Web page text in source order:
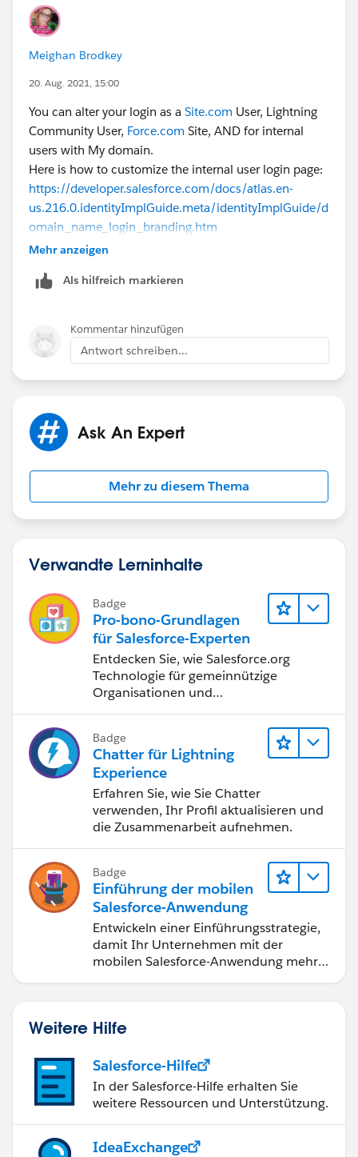
Thanks
Paarth
Meighan Brodkey
20. Aug. 2021, 15:00
You can alter your login as a Site.com User, Lightning
Community User, Force.com Site, AND for internal
users with My domain.
Here is how to customize the internal user login page:
https://developer.salesforce.com/docs/atlas.en-
us.216.0.identityImplGuide.meta/identityImplGuide/d
omain_name_login_branding.htm
Mehr anzeigen
Als hilfreich markieren
Kommentar hinzufügen
Antwort schreiben...
Ask An Expert
Mehr zu diesem Thema
Verwandte Lerninhalte
Badge
Pro-bono-Grundlagen
für Salesforce-Experten
Entdecken Sie, wie Salesforce.org
Technologie für gemeinnützige
Organisationen und
Badge
Chatter für Lightning
Experience
Erfahren Sie, wie Sie Chatter
verwenden, Ihr Profil aktualisieren und
die Zusammenarbeit aufnehmen.
Badge
Einführung der mobilen
Salesforce-Anwendung
Entwickeln einer Einführungsstrategie,
damit Ihr Unternehmen mit der
mobilen Salesforce-Anwendung mehr
Weitere Hilfe
Salesforce-Hilfe
In der Salesforce-Hilfe erhalten Sie
weitere Ressourcen und Unterstützung.
IdeaExchange